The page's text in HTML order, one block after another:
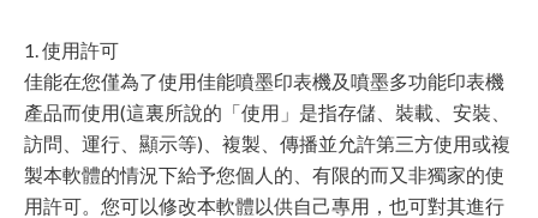
1. 使用許可
佳能在您僅為了使用佳能噴墨印表機及噴墨多功能印表機
產品而使用(這裏所說的「使用」是指存儲、裝載、安裝、
訪問、運行、顯示等)、複製、傳播並允許第三方使用或複
製本軟體的情況下給予您個人的、有限的而又非獨家的使
用許可。您可以修改本軟體以供自己專用，也可對其進行